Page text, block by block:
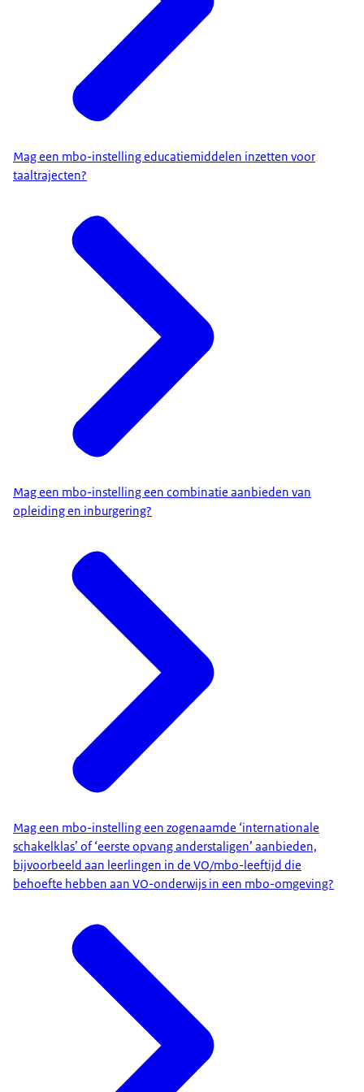
Mag een mbo-instelling educatiemiddelen inzetten voor
taaltrajecten?
Mag een mbo-instelling een combinatie aanbieden van
opleiding en inburgering?
Mag een mbo-instelling een zogenaamde ‘internationale
schakelklas’ of ‘eerste opvang anderstaligen’ aanbieden,
bijvoorbeeld aan leerlingen in de VO/mbo-leeftijd die
behoefte hebben aan VO-onderwijs in een mbo-omgeving?